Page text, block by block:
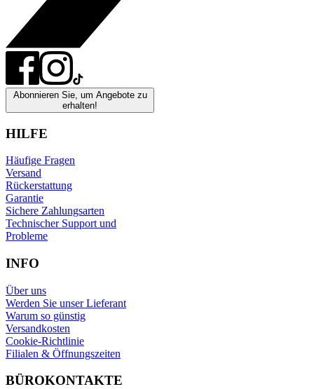
Abonnieren Sie, um Angebote zu
erhalten!
HILFE
Häufige Fragen
Versand
Rückerstattung
Garantie
Sichere Zahlungsarten
Technischer Support und
Probleme
INFO
Über uns
Werden Sie unser Lieferant
Warum so günstig
Versandkosten
Cookie-Richtlinie
Filialen & Öffnungszeiten
BÜROKONTAKTE